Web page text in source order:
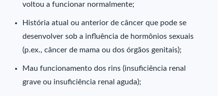
voltou a funcionar normalmente;
História atual ou anterior de câncer que pode se
desenvolver sob a influência de hormônios sexuais
(p.ex., câncer de mama ou dos órgãos genitais);
Mau funcionamento dos rins (insuficiência renal
grave ou insuficiência renal aguda);